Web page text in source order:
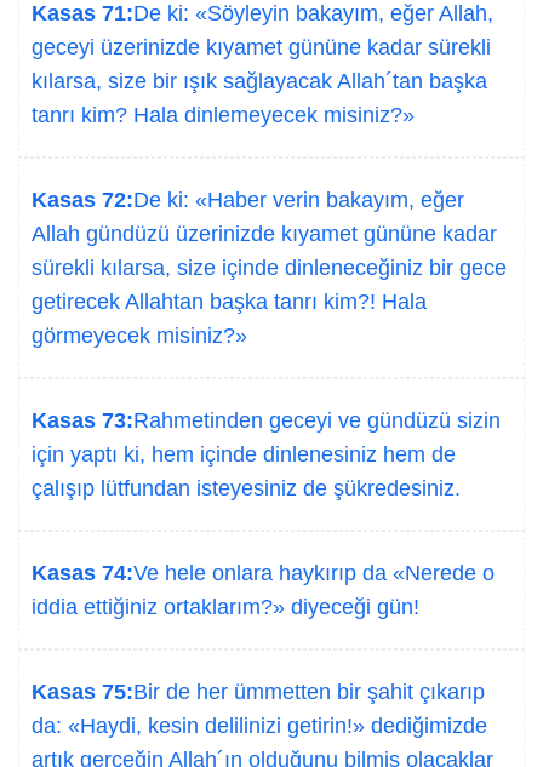
Kasas 71:De ki: «Söyleyin bakayım, eğer Allah,
geceyi üzerinizde kıyamet gününe kadar sürekli
kılarsa, size bir ışık sağlayacak Allah´tan başka
tanrı kim? Hala dinlemeyecek misiniz?»
Kasas 72:De ki: «Haber verin bakayım, eğer
Allah gündüzü üzerinizde kıyamet gününe kadar
sürekli kılarsa, size içinde dinleneceğiniz bir gece
getirecek Allahtan başka tanrı kim?! Hala
görmeyecek misiniz?»
Kasas 73:Rahmetinden geceyi ve gündüzü sizin
için yaptı ki, hem içinde dinlenesiniz hem de
çalışıp lütfundan isteyesiniz de şükredesiniz.
Kasas 74:Ve hele onlara haykırıp da «Nerede o
iddia ettiğiniz ortaklarım?» diyeceği gün!
Kasas 75:Bir de her ümmetten bir şahit çıkarıp
da: «Haydi, kesin delilinizi getirin!» dediğimizde
artık gerçeğin Allah´ın olduğunu bilmiş olacaklar